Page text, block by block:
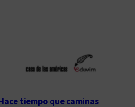
Hace tiempo que caminas